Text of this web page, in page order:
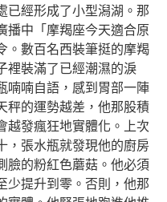
已經形成了小型潟湖。那
播中「摩羯座今天適合原
。數百名西裝筆挺的摩羯
裡裝滿了已經潮濕的淚
喃喃自語，感到胃部一陣
秤的運勢越差，他那股積
越發瘋狂地實體化。上次
，張水瓶就發現他的廚房
臉的粉紅色蘑菇。他必須
少提升到零。否則，他那